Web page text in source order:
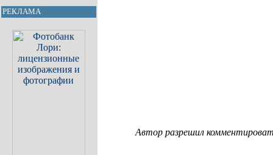
РЕКЛАМА
Автор разрешил